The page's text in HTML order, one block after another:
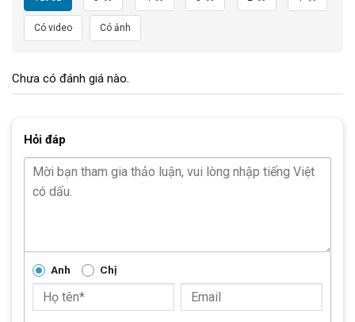
Đặc Điểm Nổi Bật Của Cọ Vệ Sinh Xích Xe Đạp
Dưới đay là những đặc điểm nổi bật của sản phẩm này:
Thiết kế đa năng
Cọ vệ sinh xích xe đạp thường được thiết kế nhỏ gọn, dễ cầm
vào các kẽ hở của xích, giúp làm sạch kỹ lưỡng từng mắt xích.
Chất liệu bền bỉ
Phụ kiện này thường được làm từ chất liệu nhựa cứng cáp và
Có video Có ảnh
Chưa có đánh giá nào.
Hỏi đáp
Anh Chị